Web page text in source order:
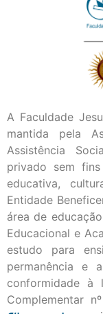
A Faculdade
mantida pela
Assistência
privado sem
educativa,
Entidade
área de
Educacional e
estudo para
permanência e
conformidade à
Complementar